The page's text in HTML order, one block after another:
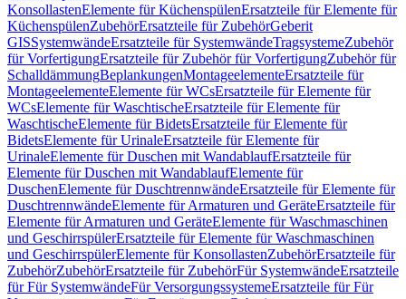
KonsollastenElemente für KüchenspülenErsatzteile für Elemente für
KüchenspülenZubehörErsatzteile für ZubehörGeberit
GISSystemwändeErsatzteile für SystemwändeTragsystemeZubehör
für VorfertigungErsatzteile für Zubehör für VorfertigungZubehör für
SchalldämmungBeplankungenMontageelementeErsatzteile für
MontageelementeElemente für WCsErsatzteile für Elemente für
WCsElemente für WaschtischeErsatzteile für Elemente für
WaschtischeElemente für BidetsErsatzteile für Elemente für
BidetsElemente für UrinaleErsatzteile für Elemente für
UrinaleElemente für Duschen mit WandablaufErsatzteile für
Elemente für Duschen mit WandablaufElemente für
DuschenElemente für DuschtrennwändeErsatzteile für Elemente für
DuschtrennwändeElemente für Armaturen und GeräteErsatzteile für
Elemente für Armaturen und GeräteElemente für Waschmaschinen
und GeschirrspülerErsatzteile für Elemente für Waschmaschinen
und GeschirrspülerElemente für KonsollastenZubehörErsatzteile für
ZubehörZubehörErsatzteile für ZubehörFür SystemwändeErsatzteile
für Für SystemwändeFür VersorgungssystemeErsatzteile für Für